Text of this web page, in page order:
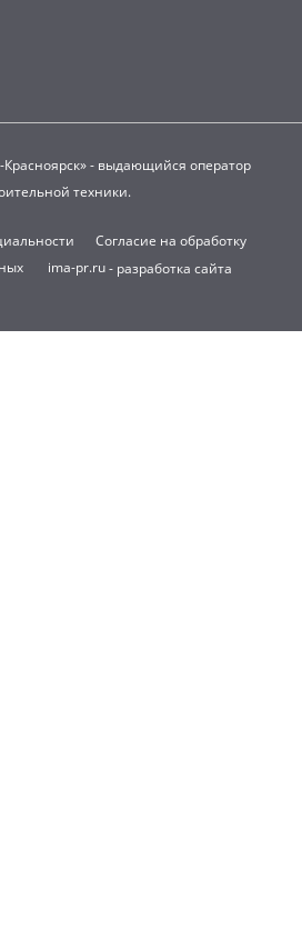
- выдающийся оператор
техники.
Согласие на обработку
ima-pr.ru- разработка сайта